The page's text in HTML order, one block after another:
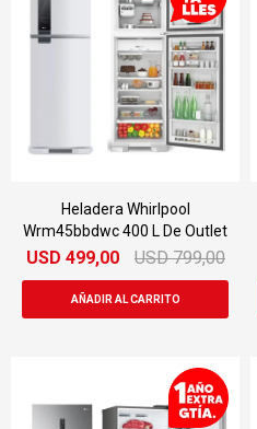
Heladera Whirlpool
Wrm45bbdwc 400 L De Outlet
USD 499,00 USD 799,00